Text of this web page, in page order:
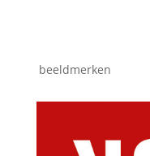
beeldmerken